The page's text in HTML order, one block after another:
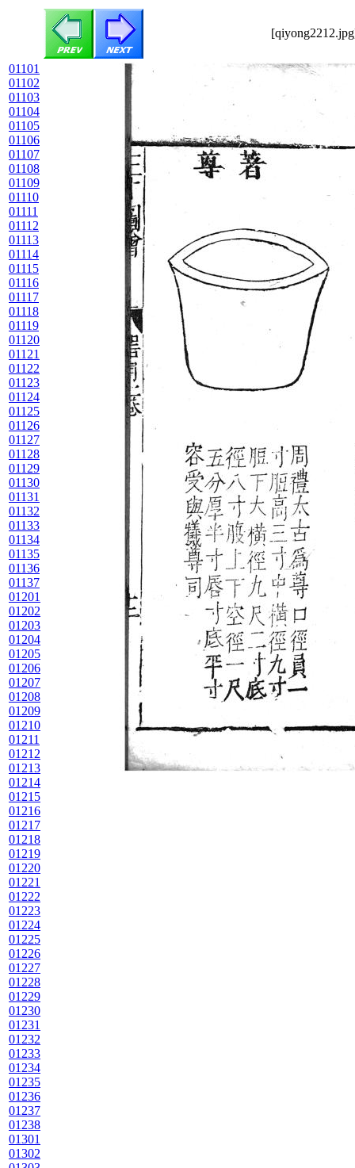
01101
01102
01103
01104
01105
01106
01107
01108
01109
01110
01111
01112
01113
01114
01115
01116
01117
01118
01119
01120
01121
01122
01123
01124
01125
01126
01127
01128
01129
01130
01131
01132
01133
01134
01135
01136
01137
01201
01202
01203
01204
01205
01206
01207
01208
01209
01210
01211
01212
01213
01214
01215
01216
01217
01218
01219
01220
01221
01222
01223
01224
01225
01226
01227
01228
01229
01230
01231
01232
01233
01234
01235
01236
01237
01238
01301
01302